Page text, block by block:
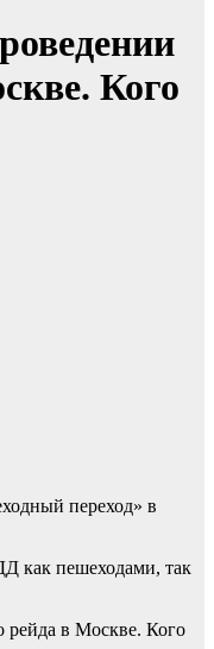
Кого
переход» в
как пешеходами, так